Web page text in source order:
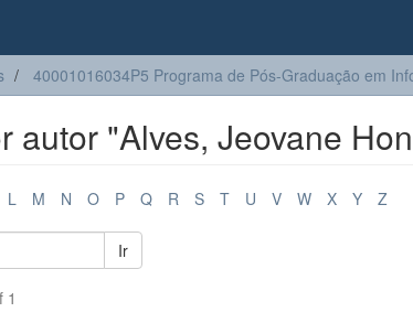
40001016034P5 Programa de Pós-Graduação em
autor "Alves, Jeovane
L M N O P Q R S T U V W X Y Z
Ir
1